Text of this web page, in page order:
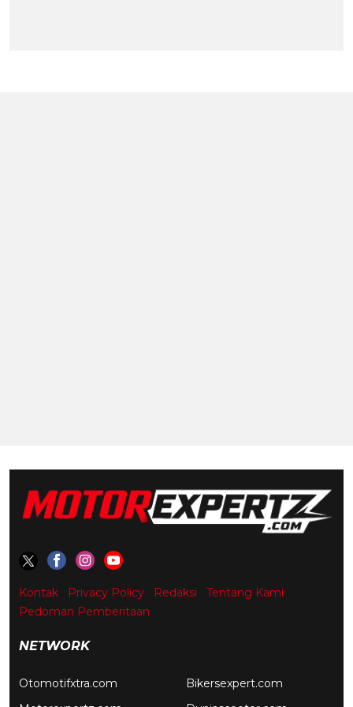
Kontak Privacy Policy Redaksi
Tentang Kami
Pedoman Pemberitaan
NETWORK
Otomotifxtra.com
Bikersexpert.com